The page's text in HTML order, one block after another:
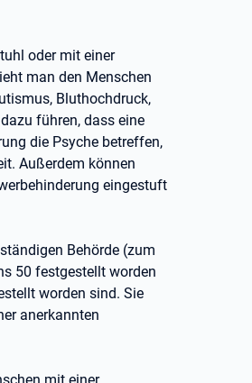
oder mit einer
man den Menschen
Bluthochdruck,
führen, dass eine
die Psyche betreffen,
Außerdem können
eingestuft
Behörde (zum
50 festgestellt worden
worden sind. Sie
anerkannten